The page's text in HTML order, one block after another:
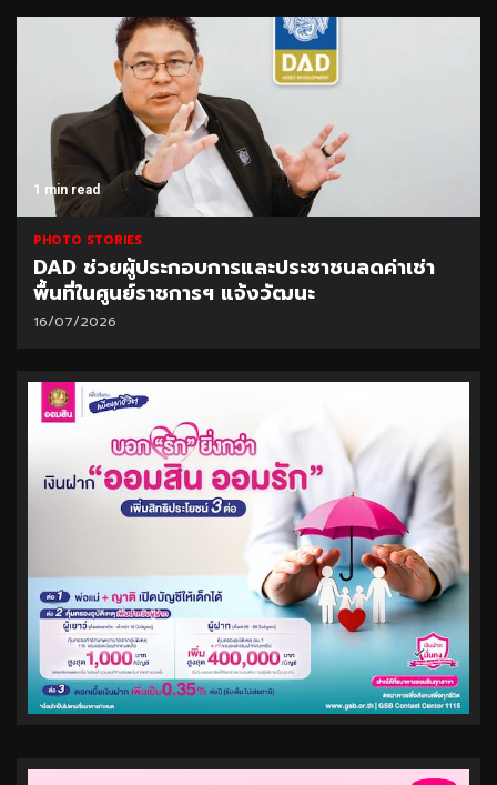
1 min read
PHOTO STORIES
DAD ช่วยผู้ประกอบการและประชาชนลดค่าเช่า
พื้นที่ในศูนย์ราชการฯ แจ้งวัฒนะ
16/07/2026